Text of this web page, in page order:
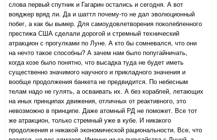
слова первый спутник и Гагарин остались и сегодня. А вот
вояджер вряд ли. Да и шаттл почему-то не дал эволюционный
побег, а как бы вымер. Для самоудовлетворения поколебленного
престижа США сделали дорогой и стремный технический
атракцион с прогулками по Луне. А кто бы сомневался, что они
на нечто такое способны? А зачем нам было попугайничать,
когда козе было понятно, что высадка туда не будет иметь
существенно значимого научного и прикладного значения и
вообще продолжения банкета не предвидится. По небесным
телам надо не гулять, а осваивать их. А без кораблей, летающих
на иных принципах движения, отличных от реактивного, это
невозможно в принципе. Даже атомный РД не поможет. Все тот
же атракцион, только стремный уже в кубе. И никакого
продолжения и никакой экономической рациональности. Все, что